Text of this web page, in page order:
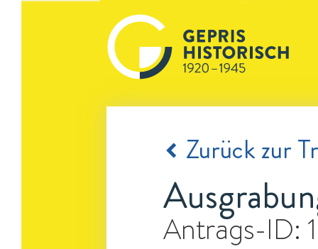
Zurück zur
Antrags-ID: